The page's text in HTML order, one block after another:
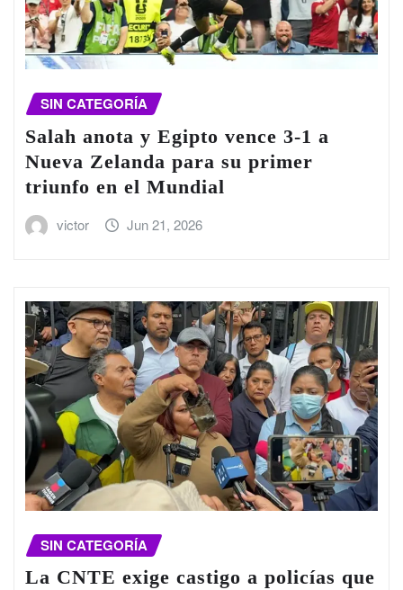
SIN CATEGORÍA
Salah anota y Egipto vence 3-1 a
Nueva Zelanda para su primer
triunfo en el Mundial
victor Jun 21, 2026
SIN CATEGORÍA
La CNTE exige castigo a policías que